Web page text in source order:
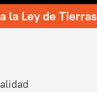
la Ley de Tierras